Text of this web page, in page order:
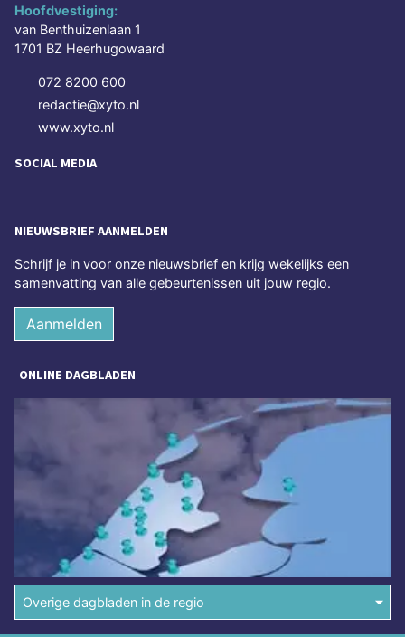
Hoofdvestiging:
van Benthuizenlaan 1
1701 BZ Heerhugowaard
072 8200 600
redactie@xyto.nl
www.xyto.nl
SOCIAL MEDIA
NIEUWSBRIEF AANMELDEN
Schrijf je in voor onze nieuwsbrief en krijg wekelijks een
samenvatting van alle gebeurtenissen uit jouw regio.
Aanmelden
ONLINE DAGBLADEN
Overige dagbladen in de regio